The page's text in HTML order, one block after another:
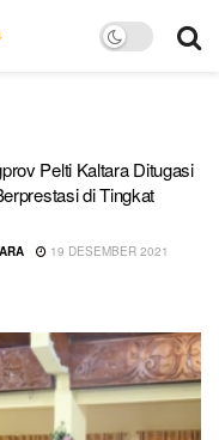
Pelti Kaltara Ditugasi
di Tingkat
19 DESEMBER 2021